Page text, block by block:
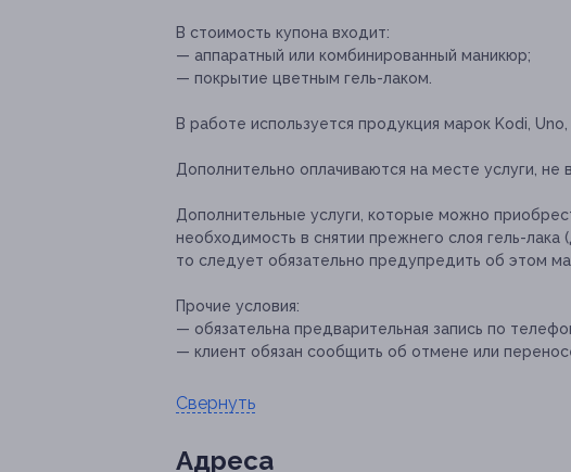
В стоимость купона входит:
— аппаратный или комбинированный маникюр;
— покрытие цветным гель-лаком.
В работе используется продукция марок Kodi, Uno,
Дополнительно оплачиваются на месте услуги, не
Дополнительные услуги, которые можно
необходимость в снятии прежнего слоя гель-лака
то следует обязательно предупредить об этом
Прочие условия:
— обязательна предварительная запись по
— клиент обязан сообщить об отмене или
Свернуть
Адресa